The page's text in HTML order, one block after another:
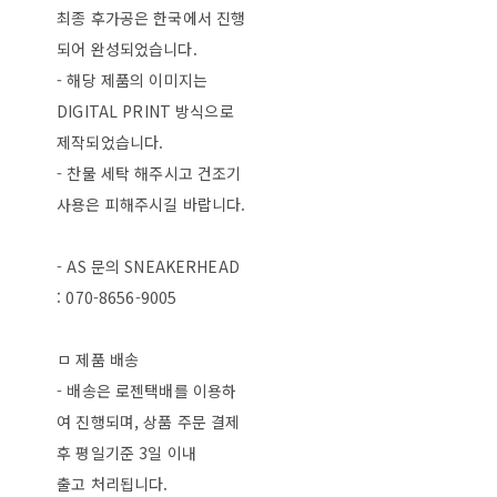
최종 후가공은 한국에서 진행
되어 완성되었습니다.
- 해당 제품의 이미지는
DIGITAL PRINT 방식으로
제작되었습니다.
- 찬물 세탁 해주시고 건조기
사용은 피해주시길 바랍니다.
- AS 문의 SNEAKERHEAD
: 070-8656-9005
ㅁ 제품 배송
- 배송은 로젠택배를 이용하
여 진행되며, 상품 주문 결제
후 평일기준 3일 이내
출고 처리됩니다.